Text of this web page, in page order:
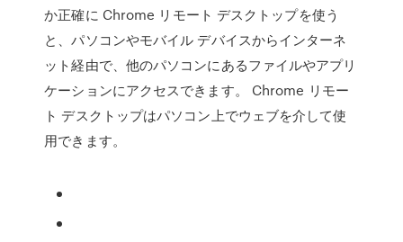
か正確に Chrome リモート デスクトップを使う
と、パソコンやモバイル デバイスからインターネ
ット経由で、他のパソコンにあるファイルやアプリ
ケーションにアクセスできます。 Chrome リモー
ト デスクトップはパソコン上でウェブを介して使
用できます。